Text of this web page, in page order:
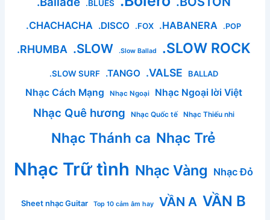
.BLUES
.CHACHACHA .DISCO .FOX .HABANERA .POP
.RHUMBA .SLOW .Slow Ballad .SLOW ROCK
.SLOW SURF .TANGO .VALSE BALLAD
Nhạc Cách Mạng Nhạc Ngoại Nhạc Ngoại lời Việt
Nhạc Quê hương Nhạc Quốc tế Nhạc Thiếu nhi
Nhạc Thánh ca Nhạc Trẻ
Nhạc Trữ tình Nhạc Vàng Nhạc Đỏ
Sheet nhạc Guitar Top 10 cảm âm hay VẦN A VẦN B